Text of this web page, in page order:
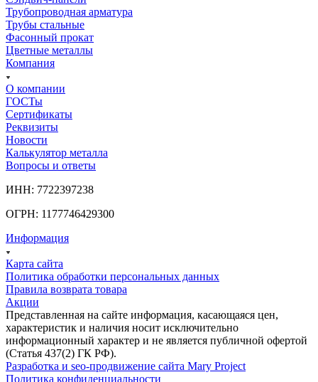
Трубопроводная арматура
Трубы стальные
Фасонный прокат
Цветные металлы
Компания
О компании
ГОСТы
Сертификаты
Реквизиты
Новости
Калькулятор металла
Вопросы и ответы
ИНН: 7722397238
ОГРН: 1177746429300
Информация
Карта сайта
Политика обработки персональных данных
Правила возврата товара
Акции
Представленная на сайте информация, касающаяся цен,
характеристик и наличия носит исключительно
информационный характер и не является публичной офертой
(Статья 437(2) ГК РФ).
Разработка и seo-продвижение сайта Mary Project
Политика конфиденциальности